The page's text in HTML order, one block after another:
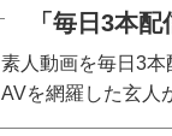
「毎日3本配
素人動画を毎日3本
AVを網羅した玄人